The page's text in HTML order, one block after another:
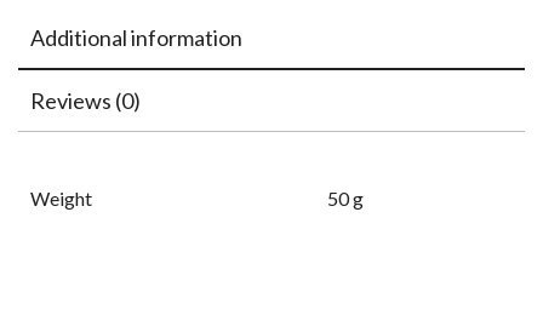
Additional information
Reviews (0)
Weight 50 g